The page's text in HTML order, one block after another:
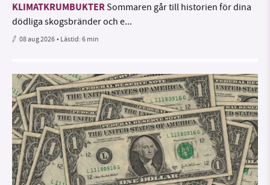
KLIMATKRUMBUKTERSommaren går till historien för dina
dödliga skogsbränder och e...
08 aug 2026• Lästid:6 min